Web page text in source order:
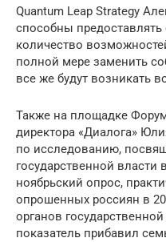
Quantum Leap Strategy
способны
количество
полной мере заменить
все же будут возникать
Также на площадке
директора «Диалога»
по исследованию,
государственной власти
ноябрьский опрос,
опрошенных россиян в
органов
показатель прибавил